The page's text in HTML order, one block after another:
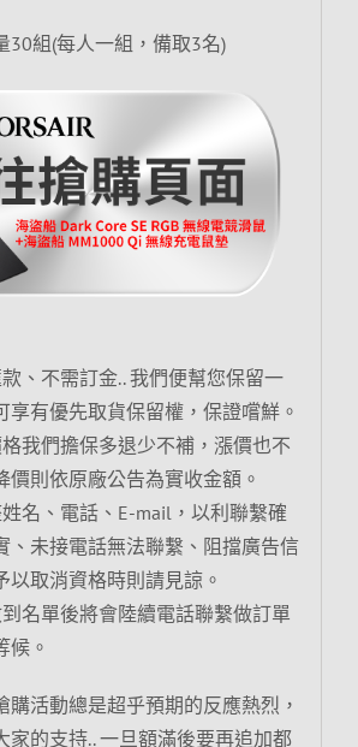
30組(每人一組，備取3名)
、不需訂金.. 我們便幫您保留一
享有優先取貨保留權，保證嚐鮮。
我們擔保多退少不補，漲價也不
價則依原廠公告為實收金額。
名、電話、E-mail，以利聯繫確
、未接電話無法聯繫、阻擋廣告信
以取消資格時則請見諒。
名單後將會陸續電話聯繫做訂單
候。
購活動總是超乎預期的反應熱烈，
家的支持.. 一旦額滿後要再追加都